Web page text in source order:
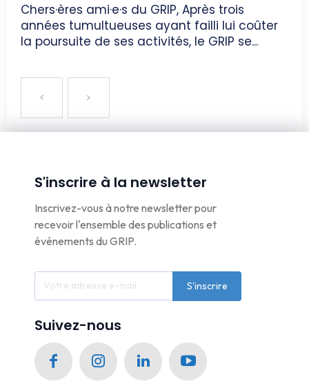
Chers·ères ami·e·s du GRIP, Après trois
années tumultueuses ayant failli lui coûter
la poursuite de ses activités, le GRIP se...
S'inscrire à la newsletter
Inscrivez-vous à notre newsletter pour
recevoir l'ensemble des publications et
événements du GRIP.
S'inscrire
Suivez-nous